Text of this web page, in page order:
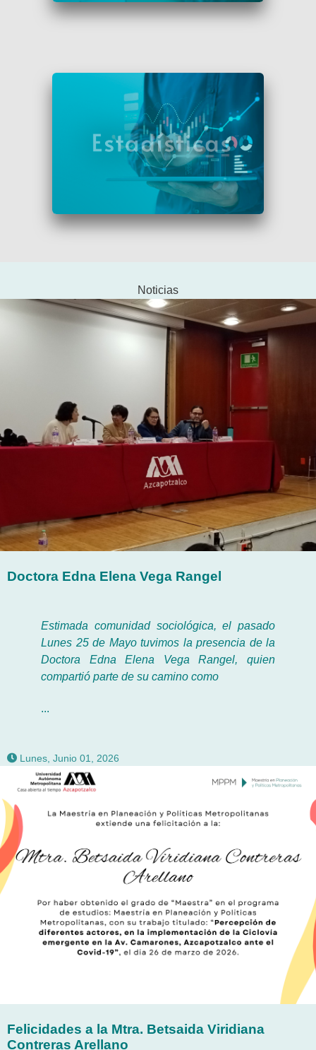
Noticias
Maestría en Planeación y Politicas Metropolitanas
Doctora Edna Elena Vega Rangel
Estimada comunidad sociológica, el pasado
Lunes 25 de Mayo tuvimos la presencia de la
Doctora Edna Elena Vega Rangel, quien
compartió parte de su camino como
...
Lunes, Junio 01, 2026
Felicidades a la Mtra. Betsaida Viridiana
Contreras Arellano